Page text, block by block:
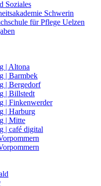
Soziales
Schwerin
für Pflege Uelzen
| Altona
| Barmbek
| Bergedorf
| Billstedt
| Finkenwerder
| Harburg
| Mitte
| café digital